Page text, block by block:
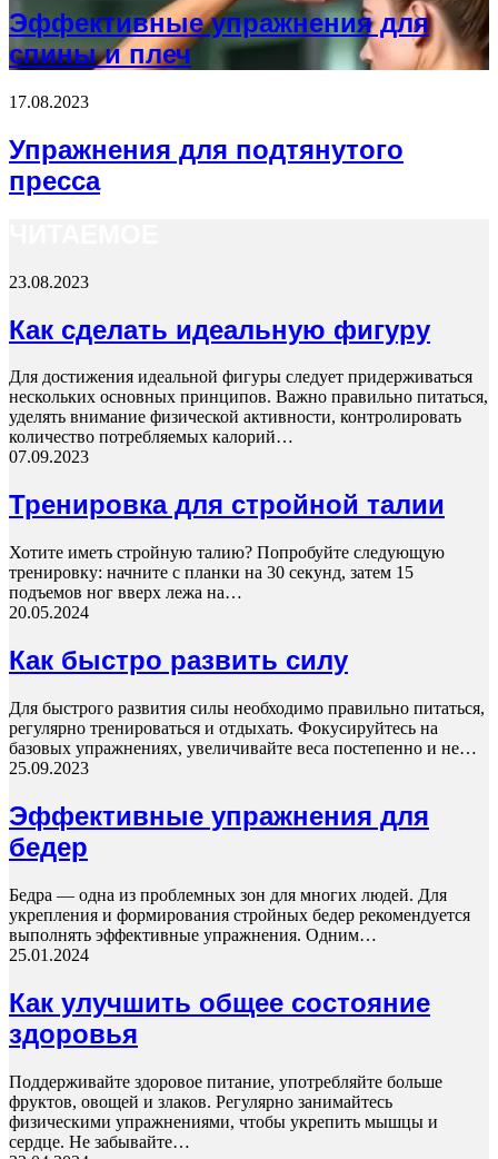
Эффективные упражнения для
спины и плеч
17.08.2023
Упражнения для подтянутого
пресса
23.08.2023
Как сделать идеальную фигуру
Для достижения идеальной фигуры следует придерживаться
нескольких основных принципов. Важно правильно питаться,
уделять внимание физической активности, контролировать
количество потребляемых калорий…
07.09.2023
Тренировка для стройной талии
Хотите иметь стройную талию? Попробуйте следующую
тренировку: начните с планки на 30 секунд, затем 15
подъемов ног вверх лежа на…
20.05.2024
Как быстро развить силу
Для быстрого развития силы необходимо правильно питаться,
регулярно тренироваться и отдыхать. Фокусируйтесь на
базовых упражнениях, увеличивайте веса постепенно и не…
25.09.2023
Эффективные упражнения для
бедер
Бедра — одна из проблемных зон для многих людей. Для
укрепления и формирования стройных бедер рекомендуется
выполнять эффективные упражнения. Одним…
25.01.2024
Как улучшить общее состояние
здоровья
Поддерживайте здоровое питание, употребляйте больше
фруктов, овощей и злаков. Регулярно занимайтесь
физическими упражнениями, чтобы укрепить мышцы и
сердце. Не забывайте…